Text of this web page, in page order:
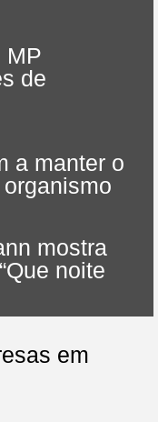
MP
de
a manter o
mostra
noite
em